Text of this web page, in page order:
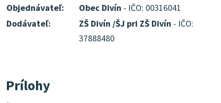
Objednávateľ:
Obec Divín - IČO: 00316041
Dodávateľ:
ZŠ Divín /ŠJ pri ZŠ Divín - IČO:
37888480
Prílohy